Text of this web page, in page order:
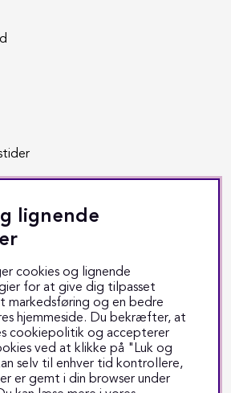
lignende
cookies og lignende
for at give dig tilpasset
markedsføring og en bedre
hjemmeside. Du bekræfter, at
cookiepolitik og accepterer
ved at klikke på "Luk og
selv til enhver tid kontrollere,
er gemt i din browser under